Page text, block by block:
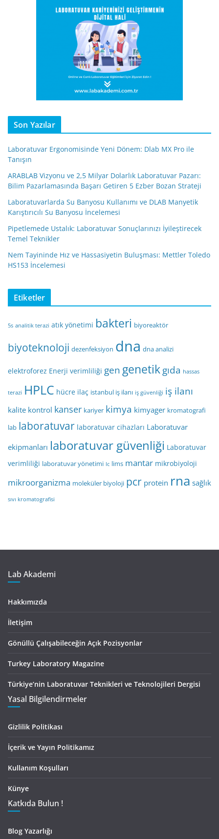
Son Yazılar
Laboratuvar Ergonomisinde Yeni Dönem: Dlab MX Pro ile
Tanışın
ARABLAB Vizyonu ve 2,5 Milyar Dolarlık Laboratuvar Pazarı:
Bilim Pazarlamasında Başarı Getiren 5 Ezber Bozan Strateji
Laboratuvarlarda Su Banyosu Kullanımı ve DLAB Manyetik
Karıştırıcılı Su Banyosu İncelemesi
Pipetlemede Ustalık: Laboratuvar Sonuçlarınızı İyileştirecek
Temel Teknikler
Nem Tayininde Hız ve Hassasiyetin Buluşması: Mettler Toledo
HS153 İncelemesi
Etiketler
5s analitik terazi atık yönetimi bakteri biyoreaktör
biyoteknoloji dezenfeksiyon dna dna analizi
elektroforez Enerji verimliliği gen genetikgıda hassas
terazi HPLC hücre ilaç istanbul iş ilanı iş güvenliği iş ilanı
kalite kontrol kanser kariyer kimya kimyager kromatografi
lab laboratuvar laboratuvar cihazları Laboratuvar
ekipmanları laboratuvar güvenliği Laboratuvar
verimliliği laboratuvar yönetimi lc lims mantar mikrobiyoloji
mikroorganizma moleküler biyoloji pcr protein rna sağlık
sıvı kromatografisi
Lab Akademi
Hakkımızda
İletişim
Gönüllü Çalışabileceğin Açık Pozisyonlar
Turkey Laboratory Magazine
Türkiye’nin Laboratuvar Teknikleri ve Teknolojileri Dergisi
Yasal Bilgilendirmeler
Gizlilik Politikası
İçerik ve Yayın Politikamız
Kullanım Koşulları
Künye
Katkıda Bulun !
Blog Yazarlığı